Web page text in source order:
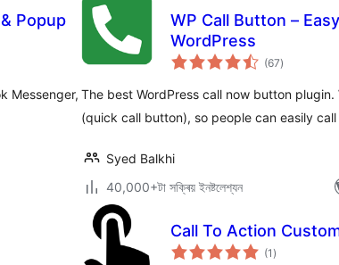
Popup
Messenger,
WP Call Button –
WordPress
(67টা
মুঠ)
The best WordPress call now button
(quick call button), so people can easily
Syed Balkhi
40,000+টা সক্ৰিয় ইনষ্টলেশ্যন
Call To Action
(1 টা
মুঠ)